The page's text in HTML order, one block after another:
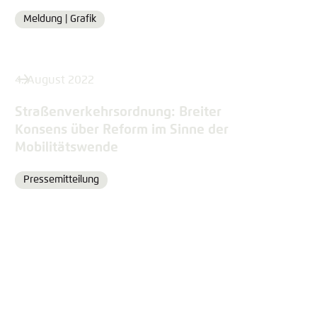
Format
Meldung | Grafik
4. August 2022
Straßenverkehrsordnung: Breiter
Konsens über Reform im Sinne der
Mobilitätswende
Format
Pressemitteilung